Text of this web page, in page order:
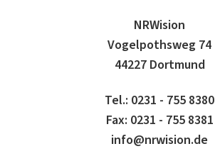
NRWision
Vogelpothsweg 74
44227 Dortmund
Tel.: 0231 - 755 8380
Fax: 0231 - 755 8381
info@nrwision.de